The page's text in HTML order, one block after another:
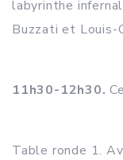
labyrinthe
Buzzati et Louis-
11h30-12h30.
Table ronde 1.